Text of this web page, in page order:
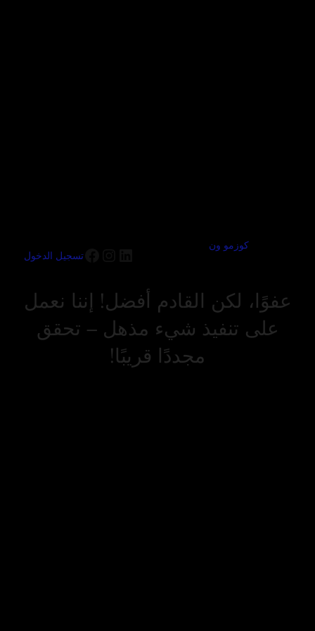
كوزمو ون
تسجيل الدخول
عفوًا، لكن القادم أفضل! إننا نعمل
على تنفيذ شيء مذهل – تحقق
مجددًا قريبًا!